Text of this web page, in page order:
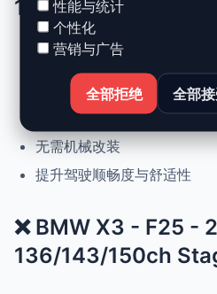
136/143/150ch
动力提升高达 +30%，扭矩
正常驾驶下优化油耗
可随时恢复原厂设置
无需机械改装
提升驾驶顺畅度与舒适性
❌ BMW X3 - F25 -
136/143/150ch
性能与统计
个性化
营销与广告
全部拒绝 全部